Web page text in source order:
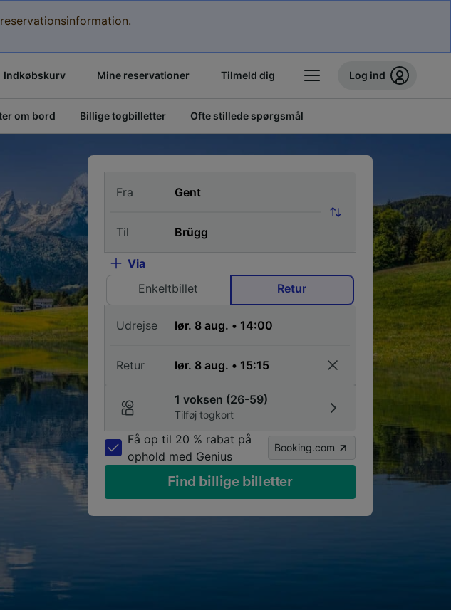
Indkøbskurv Mine reservationer Tilmeld dig Log ind
om bord Billige togbilletter Ofte stillede spørgsmål
Fra
Til
Via
Enkeltbillet
Retur
Udrejse
Retur
1 voksen (26-59)
Tilføj togkort
Få op til 20 % rabat på
ophold med Genius
Booking.com
Find billige billetter